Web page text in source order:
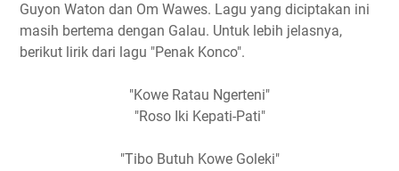
Guyon Waton dan Om Wawes. Lagu yang diciptakan ini
masih bertema dengan Galau. Untuk lebih jelasnya,
berikut lirik dari lagu "Penak Konco".
"Kowe Ratau Ngerteni"
"Roso Iki Kepati-Pati"
"Tibo Butuh Kowe Goleki"